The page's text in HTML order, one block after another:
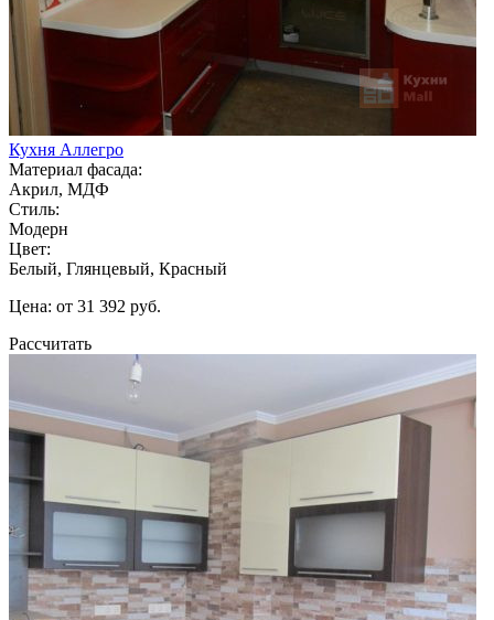
Кухня Аллегро
Материал фасада:
Акрил, МДФ
Стиль:
Модерн
Цвет:
Белый, Глянцевый, Красный
Цена: от 31 392 руб.
Рассчитать